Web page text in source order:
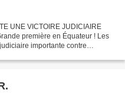
UNE VICTOIRE JUDICIAIRE
première en Équateur ! Les
importante contre